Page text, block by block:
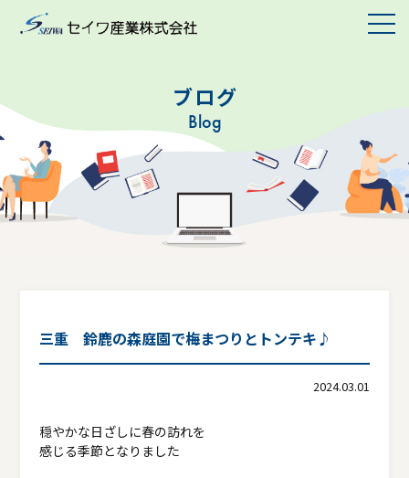
ブログ
Blog
三重 鈴鹿の森庭園で梅まつりとトンテキ♪
2024.03.01
穏やかな日ざしに春の訪れを
感じる季節となりました